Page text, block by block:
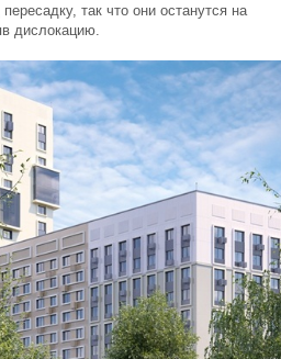
так что они останутся на
дислокацию.